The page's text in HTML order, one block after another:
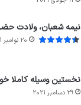
نیمه شعبان، ولادت
20 نوامبر 2021
نخستین وسیله کاملا
29 دسامبر 2021